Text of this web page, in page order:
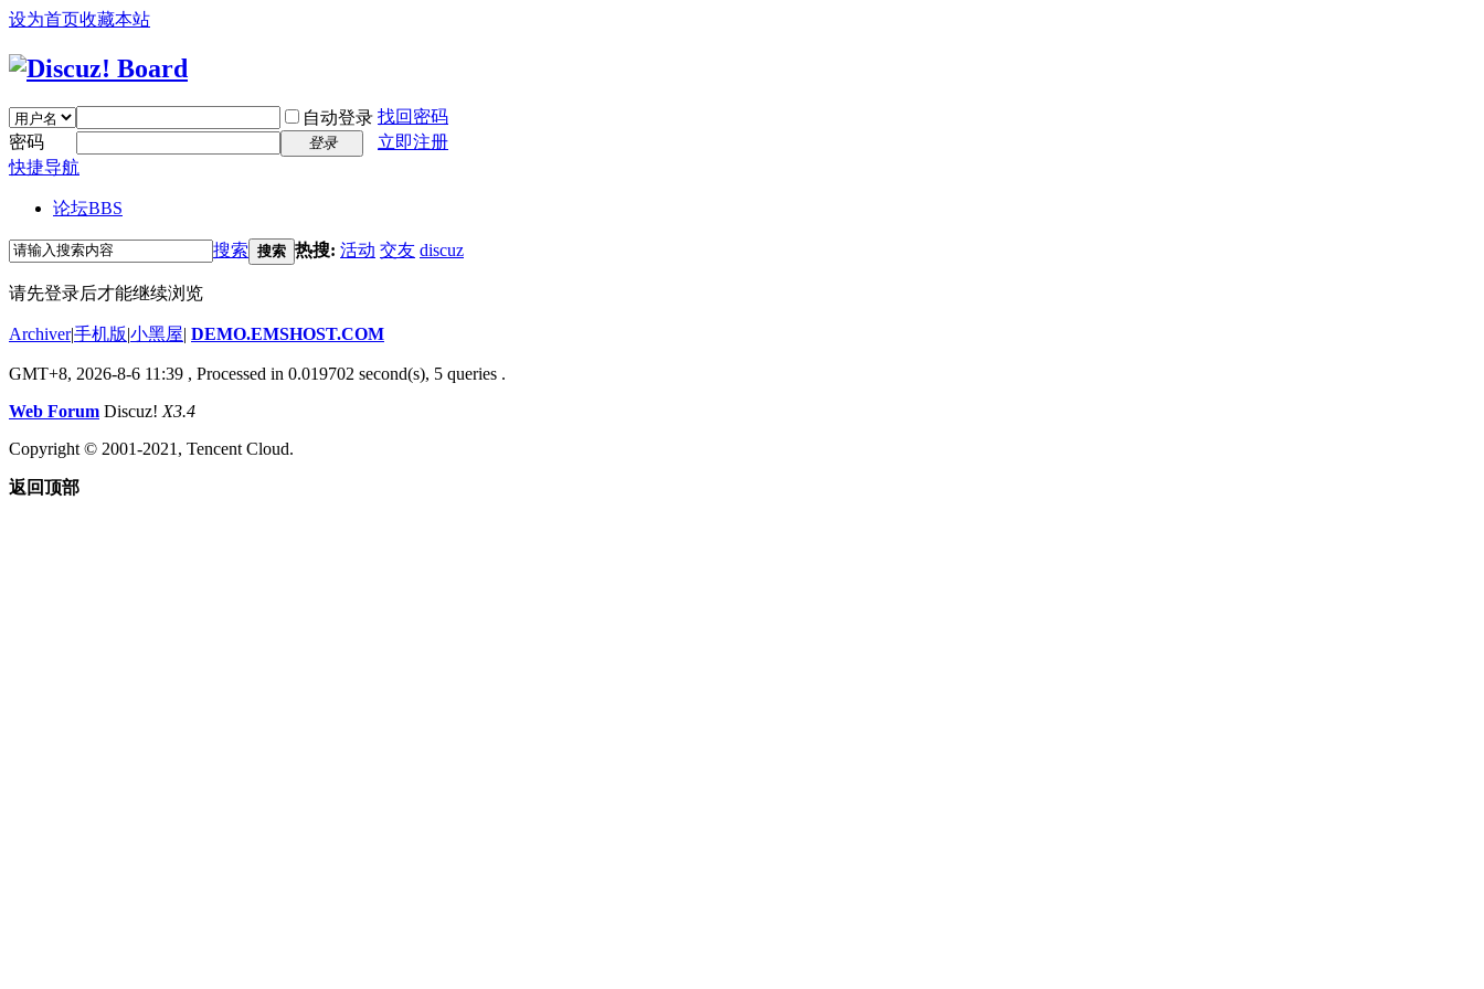
设为首页收藏本站
自动登录 找回密码
密码
登录
立即注册
快捷导航
论坛BBS
搜索 搜索 热搜: 活动 交友 discuz
请先登录后才能继续浏览
Archiver|手机版|小黑屋| DEMO.EMSHOST.COM
GMT+8, 2026-8-6 11:39 , Processed in 0.019702 second(s), 5 queries .
Web Forum Discuz! X3.4
Copyright © 2001-2021, Tencent Cloud.
返回顶部